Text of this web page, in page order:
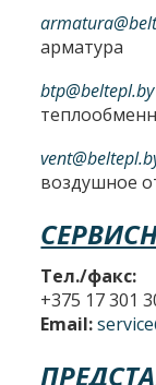
арматура
btp@beltepl.by
воздушное
Тел./факс:
+375 17 301
Email: